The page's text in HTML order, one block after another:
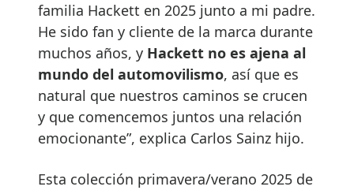
familia Hackett en 2025 junto a mi padre.
He sido fan y cliente de la marca durante
muchos años, y Hackett no es ajena al
mundo del automovilismo, así que es
natural que nuestros caminos se crucen
y que comencemos juntos una relación
emocionante”, explica Carlos Sainz hijo.
Esta colección primavera/verano 2025 de